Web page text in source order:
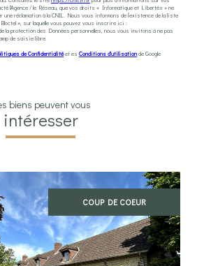
l'Agence / le Réseau, que vos droits « Informatique et Libertés » ne
réclamation à la CNIL. Nous vous informons de l’existence de la liste
», sur laquelle vous pouvez vous inscrire ici :
la protection des Données personnelles, nous vous invitons à ne pas
de saisie libre.
de Confidentialitéet es Conditions d'utilisationde Google
biens peuvent vous
intéresser
COUP DE COEUR